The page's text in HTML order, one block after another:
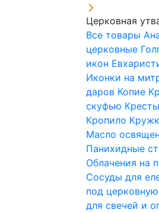
Церковная
Все товары
церковные
икон
Иконки на
даров Копие
скуфью
Кропило
Масло
Панихидные
Облачения на
Сосуды для
под
для свечей и